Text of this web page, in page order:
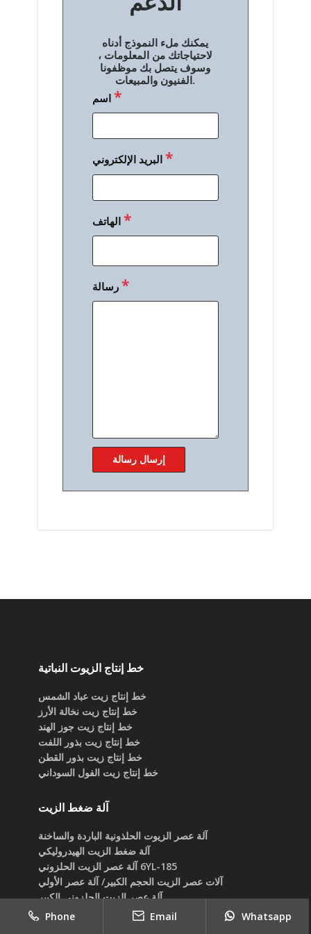
يمكنك ملء النموذج أدناه
لاحتياجاتك من المعلومات ،
وسوف يتصل بك موظفونا
الفنيون والمبيعات.
اسم*
البريد الإلكتروني*
الهاتف*
رسالة*
خط إنتاج الزيوت النباتية
خط إنتاج زيت عباد الشمس
خط إنتاج زيت نخالة الأرز
خط إنتاج زيت جوز الهند
خط إنتاج زيت بذور اللفت
خط إنتاج زيت بذور القطن
خط إنتاج زيت الفول السوداني
آلة ضغط الزيت
آلة عصر الزيوت الحلذونية الباردة والساخنة
آلة ضغط الزيت الهيدروليكي
6YL-185 آلة عصر الزيت الحلزوني
آلات عصر الزيت الحجم الكبير/ آلة عصر الأولي
آلة عصر الزيت الحلزوني الكبير
آلة عصر زيت بالحجم المتوسط
Phone Email Whatsapp